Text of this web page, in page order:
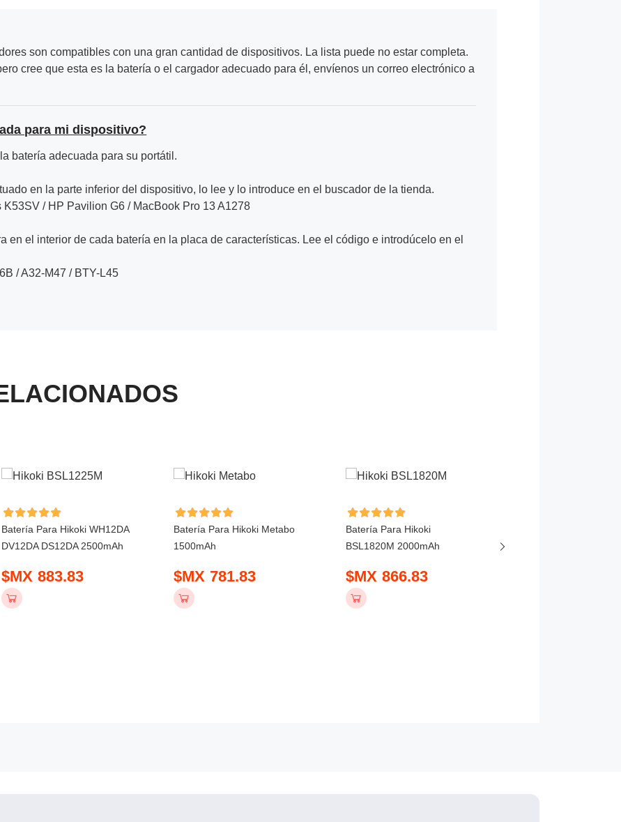
son compatibles con una gran cantidad de dispositivos. La lista puede no estar completa.
cree que esta es la batería o el cargador adecuado para él, envíenos un correo electrónico a
para mi dispositivo?
batería adecuada para su portátil.
en la parte inferior del dispositivo, lo lee y lo introduce en el buscador de la tienda.
/ HP Pavilion G6 / MacBook Pro 13 A1278
en el interior de cada batería en la placa de características. Lee el código e introdúcelo en el
/ A32-M47 / BTY-L45
Batería Para Hikoki WH12DA
DV12DA DS12DA 2500mAh
$MX 883.83
Batería Para Hikoki Metabo
1500mAh
$MX 781.83
Batería Para Hikoki
BSL1820M 2000mAh
$MX 866.83